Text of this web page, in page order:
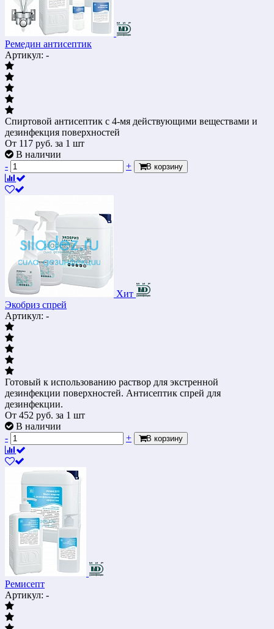
Ремедин антисептик
Артикул: -
Спиртовой антисептик с 4-мя действующими веществами и
дезинфекция поверхностей
От 117 руб. за 1 шт
В наличии
-
+ В корзину
Хит
Экобриз спрей
Артикул: -
Готовый к использованию раствор для экстренной
дезинфекции поверхностей. Антисептик спрей для
дезинфекции.
От 452 руб. за 1 шт
В наличии
-
+ В корзину
Ремисепт
Артикул: -